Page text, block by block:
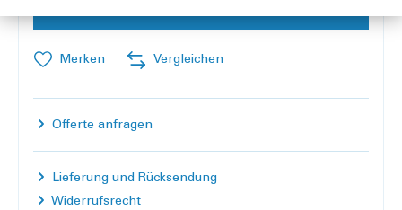
Merken Vergleichen
Offerte anfragen
Lieferung und Rücksendung
Widerrufsrecht